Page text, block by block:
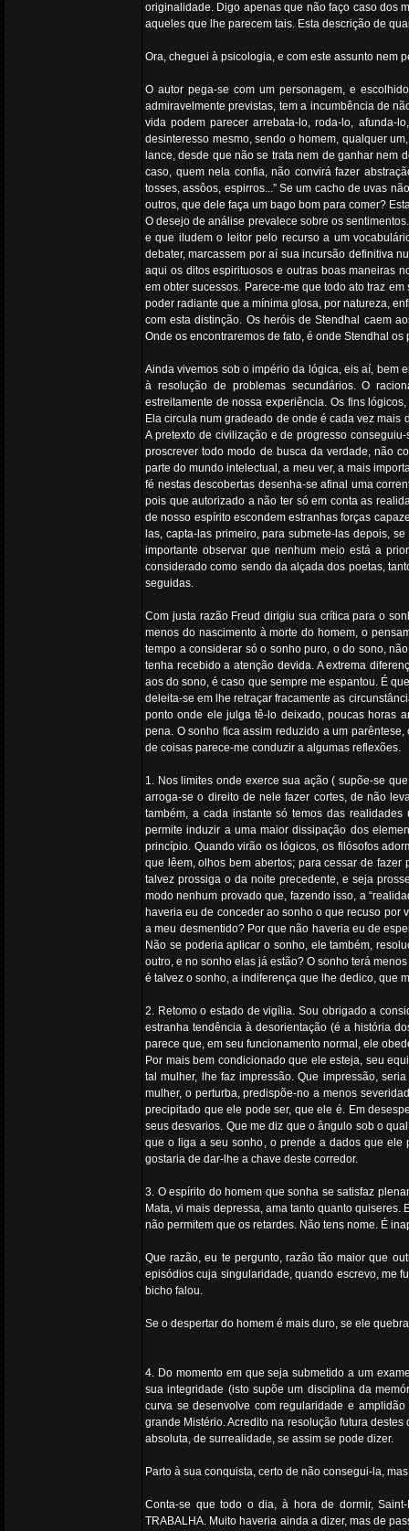
originalidade. Digo apenas que não faço caso dos
aqueles que lhe parecem tais. Esta descrição de
Ora, cheguei à psicologia, e com este assunto nem
O autor pega-se com um personagem, e
admiravelmente previstas, tem a incumbência de
vida podem parecer arrebata-lo, roda-lo, afunda-
desinteresso mesmo, sendo o homem, qualquer
lance, desde que não se trata nem de ganhar nem
caso, quem nela confia, não convirá fazer
tosses, assôos, espirros...” Se um cacho de uvas
outros, que dele faça um bago bom para comer?
O desejo de análise prevalece sobre os
e que iludem o leitor pelo recurso a um
debater, marcassem por aí sua incursão definitiva
aqui os ditos espirituosos e outras boas maneiras
em obter sucessos. Parece-me que todo ato traz
poder radiante que a mínima glosa, por natureza,
com esta distinção. Os heróis de Stendhal caem
Onde os encontraremos de fato, é onde Stendhal os
Ainda vivemos sob o império da lógica, eis aí, bem
à resolução de problemas secundários. O
estreitamente de nossa experiência. Os fins
Ela circula num gradeado de onde é cada vez
A pretexto de civilização e de progresso
proscrever todo modo de busca da verdade, não
parte do mundo intelectual, a meu ver, a mais
fé nestas descobertas desenha-se afinal uma
pois que autorizado a não ter só em conta as
de nosso espírito escondem estranhas forças
las, capta-las primeiro, para submete-las depois,
importante observar que nenhum meio está a
considerado como sendo da alçada dos poetas,
seguidas.
Com justa razão Freud dirigiu sua crítica para o
menos do nascimento à morte do homem, o
tempo a considerar só o sonho puro, o do sono,
tenha recebido a atenção devida. A extrema
aos do sono, é caso que sempre me espantou. É
deleita-se em lhe retraçar fracamente as
ponto onde ele julga tê-lo deixado, poucas horas
pena. O sonho fica assim reduzido a um
de coisas parece-me conduzir a algumas reflexões.
1. Nos limites onde exerce sua ação ( supõe-se
arroga-se o direito de nele fazer cortes, de não
também, a cada instante só temos das
permite induzir a uma maior dissipação dos
princípio. Quando virão os lógicos, os filósofos
que lêem, olhos bem abertos; para cessar de
talvez prossiga o da noite precedente, e seja
modo nenhum provado que, fazendo isso, a
haveria eu de conceder ao sonho o que recuso por
a meu desmentido? Por que não haveria eu de
Não se poderia aplicar o sonho, ele também,
outro, e no sonho elas já estão? O sonho terá
é talvez o sonho, a indiferença que lhe dedico, que
2. Retomo o estado de vigília. Sou obrigado a
estranha tendência à desorientação (é a história
parece que, em seu funcionamento normal, ele
Por mais bem condicionado que ele esteja, seu
tal mulher, lhe faz impressão. Que impressão,
mulher, o perturba, predispõe-no a menos
precipitado que ele pode ser, que ele é. Em
seus desvarios. Que me diz que o ângulo sob o
que o liga a seu sonho, o prende a dados que ele
gostaria de dar-lhe a chave deste corredor.
3. O espírito do homem que sonha se satisfaz
Mata, vi mais depressa, ama tanto quanto
não permitem que os retardes. Não tens nome. É
Que razão, eu te pergunto, razão tão maior que
episódios cuja singularidade, quando escrevo, me
bicho falou.
Se o despertar do homem é mais duro, se ele
4. Do momento em que seja submetido a um
sua integridade (isto supõe um disciplina da
curva se desenvolve com regularidade e
grande Mistério. Acredito na resolução futura
absoluta, de surrealidade, se assim se pode dizer.
Parto à sua conquista, certo de não consegui-la,
Conta-se que todo o dia, à hora de dormir,
TRABALHA. Muito haveria ainda a dizer, mas de